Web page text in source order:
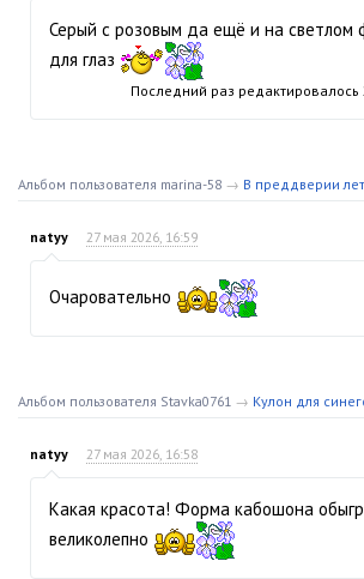
Серый с розовым да ещё и на светлом
для глаз
Последний раз редактировалось
Альбом пользователя marina-58 → В преддверии
natyy 27 мая 2026, 16:59
Очаровательно
Альбом пользователя Stavka0761 → Кулон для
natyy 27 мая 2026, 16:58
Какая красота! Форма кабошона
великолепно